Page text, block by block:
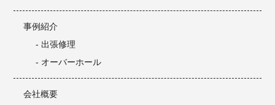
事例紹介
- 出張修理
- オーバーホール
会社概要